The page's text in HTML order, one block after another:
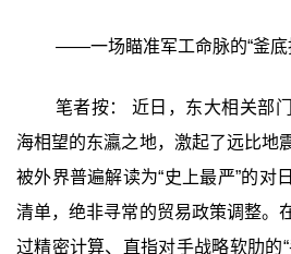
——一场瞄准军工命脉的“釜底
笔者按： 近日，东大相关部
海相望的东瀛之地，激起了远比地
被外界普遍解读为“史上最严”的对
清单，绝非寻常的贸易政策调整。
过精密计算、直指对手战略软肋的